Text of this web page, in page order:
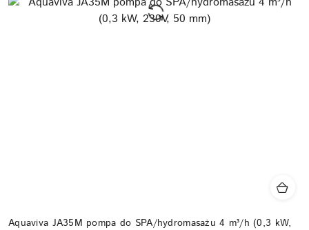
Aquaviva JA35M pompa do SPA/hydromasażu 4 m³/h (0,3 kW,